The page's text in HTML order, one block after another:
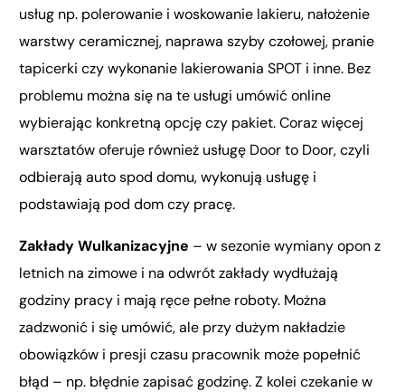
usług np. polerowanie i woskowanie lakieru, nałożenie
warstwy ceramicznej, naprawa szyby czołowej, pranie
tapicerki czy wykonanie lakierowania SPOT i inne. Bez
problemu można się na te usługi umówić online
wybierając konkretną opcję czy pakiet. Coraz więcej
warsztatów oferuje również usługę Door to Door, czyli
odbierają auto spod domu, wykonują usługę i
podstawiają pod dom czy pracę.
Zakłady Wulkanizacyjne – w sezonie wymiany opon z
letnich na zimowe i na odwrót zakłady wydłużają
godziny pracy i mają ręce pełne roboty. Można
zadzwonić i się umówić, ale przy dużym nakładzie
obowiązków i presji czasu pracownik może popełnić
błąd – np. błędnie zapisać godzinę. Z kolei czekanie w